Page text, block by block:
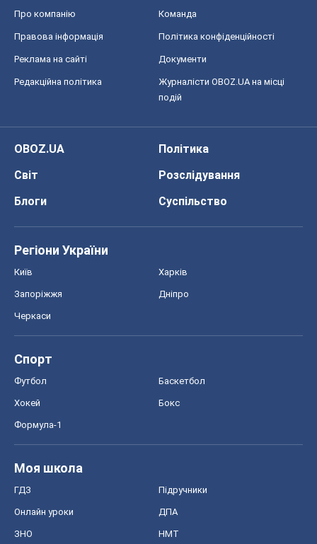
Про компанію Команда
Правова інформація Політика конфіденційності
Реклама на сайті Документи
Редакційна політика
Журналісти OBOZ.UA на місці
подій
OBOZ.UA
Політика
Світ
Розслідування
Блоги
Суспільство
Регіони України
Київ Харків
Запоріжжя Дніпро
Черкаси
Спорт
Футбол Баскетбол
Хокей Бокс
Формула-1
Моя школа
ГДЗ Підручники
Онлайн уроки ДПА
ЗНО НМТ